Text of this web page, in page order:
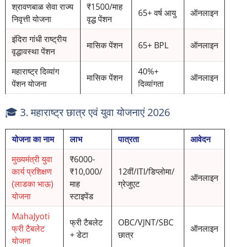
श्रावणबाळ सेवा राज्य
निवृत्ती योजना
₹1500/माह
वृद्ध पेंशन
65+ वर्ष आयु ऑनलाइन
इंदिरा गांधी राष्ट्रीय
वृद्धावस्था पेंशन
मासिक पेंशन 65+ BPL ऑनलाइन
महाराष्ट्र दिव्यांग
पेंशन योजना
मासिक पेंशन
40%+
दिव्यांगता
ऑनलाइन
🎓 3. महाराष्ट्र छात्र एवं युवा योजनाएं 2026
योजना का नाम लाभ पात्रता
आवेदन
मुख्यमंत्री युवा
कार्य प्रशिक्षण
(लाडका भाऊ)
योजना
₹6000-
₹10,000/
माह
स्टाइपेंड
12वीं/ITI/डिप्लोमा/
ग्रेजुएट
ऑनलाइन
MahaJyoti
फ्री टैबलेट
योजना
फ्री टैबलेट
+ डेटा
OBC/VJNT/SBC
छात्र
ऑनलाइन